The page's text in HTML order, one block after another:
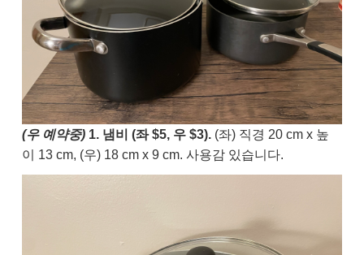
(우 예약중) 1. 냄비 (좌 $5, 우 $3). (좌) 직경 20 cm x 높
이 13 cm, (우) 18 cm x 9 cm. 사용감 있습니다.